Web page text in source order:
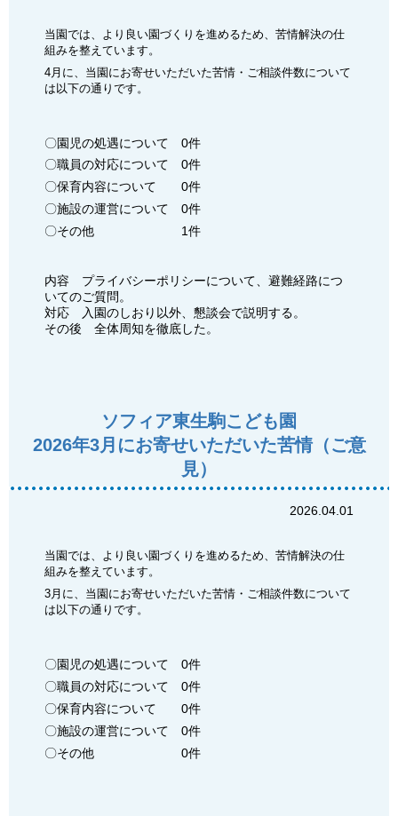
当園では、より良い園づくりを進めるため、苦情解決の仕
組みを整えています。
4月に、当園にお寄せいただいた苦情・ご相談件数について
は以下の通りです。
〇園児の処遇について 0件
〇職員の対応について 0件
〇保育内容について 0件
〇施設の運営について 0件
〇その他 1件
内容 プライバシーポリシーについて、避難経路につ
いてのご質問。
対応 入園のしおり以外、懇談会で説明する。
その後 全体周知を徹底した。
ソフィア東生駒こども園
2026年3月にお寄せいただいた苦情（ご意
見）
2026.04.01
当園では、より良い園づくりを進めるため、苦情解決の仕
組みを整えています。
3月に、当園にお寄せいただいた苦情・ご相談件数について
は以下の通りです。
〇園児の処遇について 0件
〇職員の対応について 0件
〇保育内容について 0件
〇施設の運営について 0件
〇その他 0件